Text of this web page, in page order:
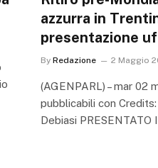
azzurra in
presentazione
By Redazione 2 Maggio
(AGENPARL) – mar
pubblicabili con
Debiasi PRESENTATO